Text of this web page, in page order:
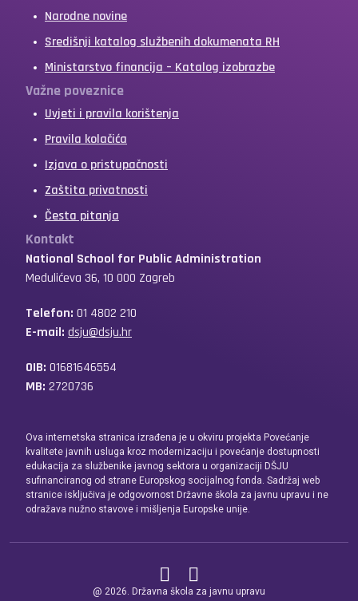
Narodne novine
Središnji katalog službenih dokumenata RH
Ministarstvo financija – Katalog izobrazbe
Važne poveznice
Uvjeti i pravila korištenja
Pravila kolačića
Izjava o pristupačnosti
Zaštita privatnosti
Česta pitanja
Kontakt
National School for Public Administration
Medulićeva 36, 10 000 Zagreb
Telefon: 01 4802 210
E-mail: dsju@dsju.hr
OIB: 01681646554
MB: 2720736
Ova internetska stranica izrađena je u okviru projekta Povećanje
kvalitete javnih usluga kroz modernizaciju i povećanje dostupnosti
edukacija za službenike javnog sektora u organizaciji DŠJU
sufinanciranog od strane Europskog socijalnog fonda. Sadržaj web
stranice isključiva je odgovornost Državne škola za javnu upravu i ne
odražava nužno stavove i mišljenja Europske unije.
@ 2026. Državna škola za javnu upravu